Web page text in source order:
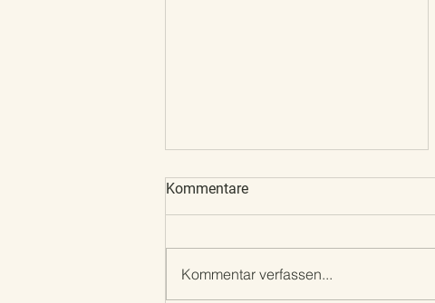
Kommentare
Kommentar verfassen...